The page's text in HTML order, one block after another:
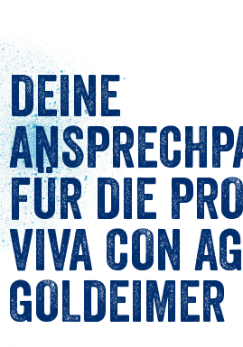
DEINE
FÜR DIE
VIVA CON
GOLDEIMER